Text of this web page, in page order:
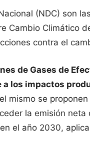
(NDC) son
Cambio Climático
contra el
de Gases de
los impactos
mismo se
la emisión
el año 2030,